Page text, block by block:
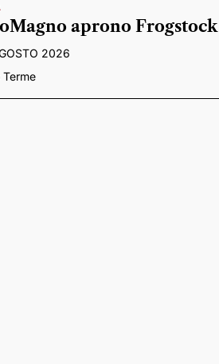
aprono Frogstock
2026
Terme